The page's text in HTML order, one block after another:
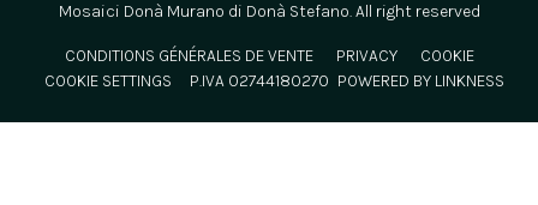
Mosaici Donà Murano di Donà Stefano. All right reserved
CONDITIONS GÉNÉRALES DE VENTE PRIVACY
COOKIE
COOKIE SETTINGS
P.IVA 02744180270 POWERED BY LINKNESS